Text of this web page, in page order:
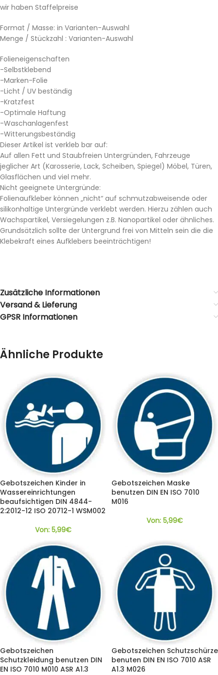
wir haben Staffelpreise
Format / Masse: in Varianten-Auswahl
Menge / Stückzahl : Varianten-Auswahl
Folieneigenschaften
-Selbstklebend
-Marken-Folie
-Licht / UV beständig
-Kratzfest
-Optimale Haftung
-Waschanlagenfest
-Witterungsbeständig
Dieser Artikel ist verkleb bar auf:
Auf allen Fett und Staubfreien Untergründen, Fahrzeuge
jeglicher Art (Karosserie, Lack, Scheiben, Spiegel) Möbel, Türen,
Glasflächen und viel mehr.
Nicht geeignete Untergründe:
Folienaufkleber können „nicht“ auf schmutzabweisende oder
silikonhaltige Untergründe verklebt werden. Hierzu zählen auch
Wachspartikel, Versiegelungen z.B. Nanopartikel oder ähnliches.
Grundsätzlich sollte der Untergrund frei von Mitteln sein die die
Klebekraft eines Aufklebers beeinträchtigen!
Zusätzliche Informationen
Versand & Lieferung
GPSR Informationen
Ähnliche Produkte
Gebotszeichen Kinder in
Wassereinrichtungen
beaufsichtigen DIN 4844-
2:2012-12 ISO 20712-1 WSM002
Von: 5,99€
Gebotszeichen Maske
benutzen DIN EN ISO 7010
M016
Von: 5,99€
Gebotszeichen
Schutzkleidung benutzen DIN
EN ISO 7010 M010 ASR A1.3
Gebotszeichen Schutzschürze
benuten DIN EN ISO 7010 ASR
A1.3 M026